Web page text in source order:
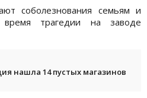
соболезнования семьям и
трагедии на заводе
нашла 14 пустых магазинов